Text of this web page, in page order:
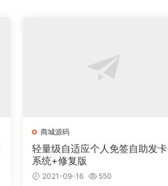
商城源码
轻量级自适应个人免签自助发卡
系统+修复版
2021-09-16 550